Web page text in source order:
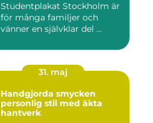
Studentplakat Stockholm är
för många familjer och
vänner en självklar del ...
31. maj
Handgjorda smycken
personlig stil med äkta
hantverk